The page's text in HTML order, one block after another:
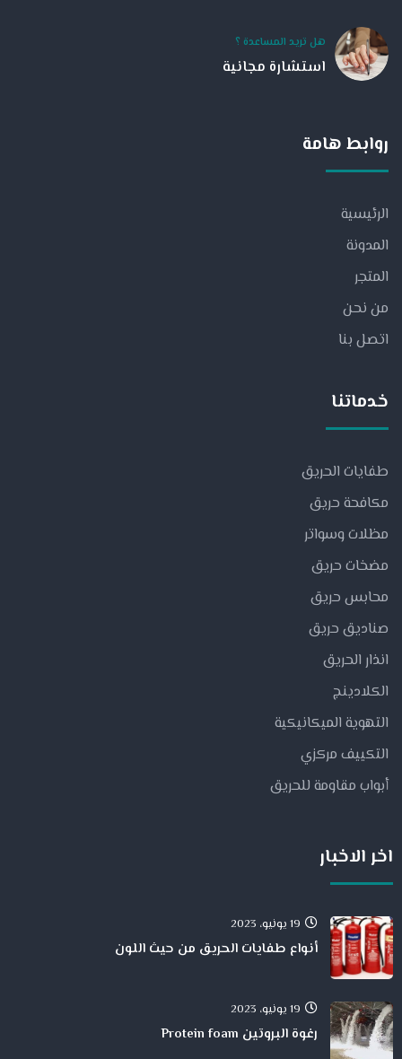
هل تريد المساعدة ؟
استشارة مجانية
روابط هامة
الرئيسية
المدونة
المتجر
من نحن
اتصل بنا
خدماتنا
طفايات الحريق
مكافحة حريق
مظلات وسواتر
مضخات حريق
محابس حريق
صناديق حريق
انذار الحريق
الكلادينج
التهوية الميكانيكية
التكييف مركزي
أبواب مقاومة للحريق
اخر الاخبار
19 يونيو، 2023
أنواع طفايات الحريق من حيث اللون
19 يونيو، 2023
رغوة البروتين Protein foam